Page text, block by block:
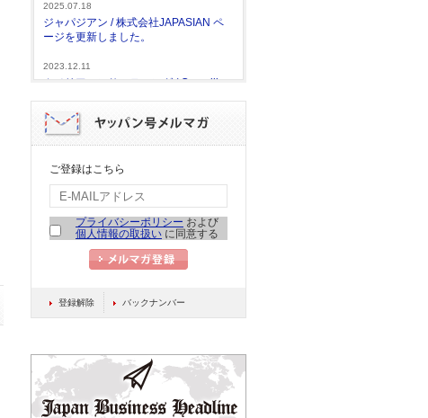
2025.07.18
ジャパジアン / 株式会社JAPASIAN ペ
ージを更新しました。
2023.12.11
カメリアコンサルティング / Camellia
た。
ジを更新しました。
2023.10.04
セミナー フィリピン投資セミナー～フ
ィリピンの最新経済環境と日系企業の
しました。
ご登録はこちら
プライバシーポリシー および
個人情報の取扱い に同意する
登録解除 バックナンバー